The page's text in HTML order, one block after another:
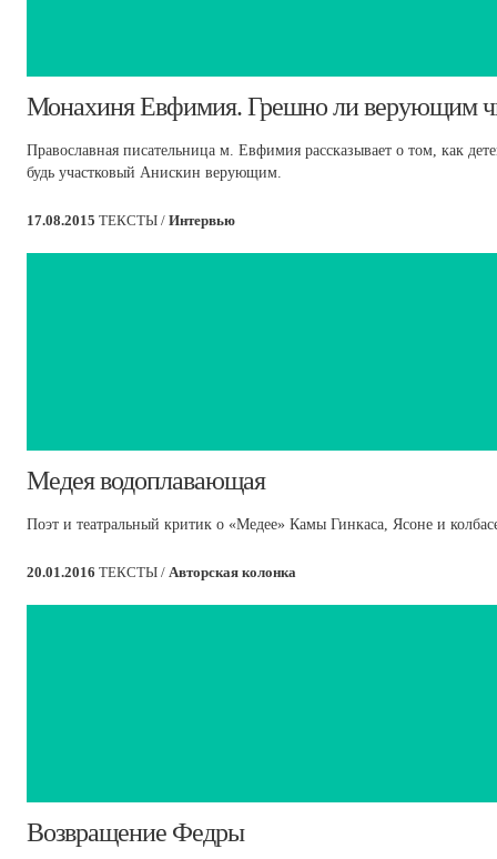
Монахиня Евфимия. Грешно ли верующим
Православная писательница м. Евфимия рассказывает о том, как
будь участковый Анискин верующим.
17.08.2015 ТЕКСТЫ / Интервью
​Медея водоплавающая
Поэт и театральный критик о «Медее» Камы Гинкаса, Ясоне и
20.01.2016 ТЕКСТЫ / Авторская колонка
​Возвращение Федры